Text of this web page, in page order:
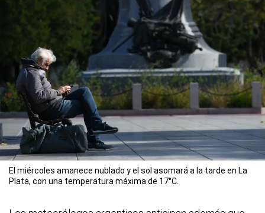
El miércoles amanece nublado y el sol asomará a la tarde en La
Plata, con una temperatura máxima de 17°C.